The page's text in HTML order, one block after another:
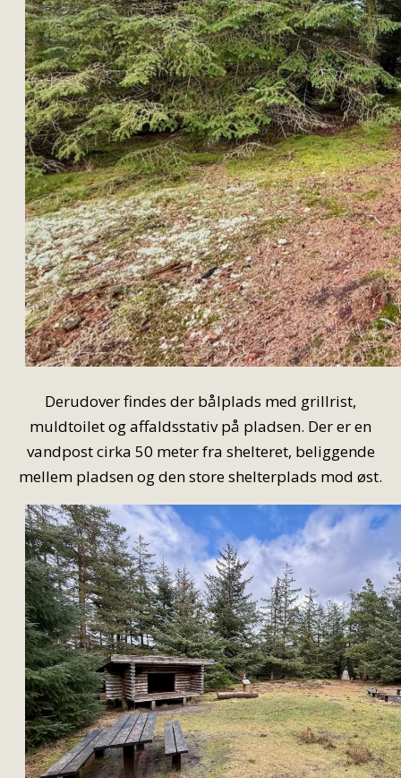
Derudover findes der bålplads med grillrist,
muldtoilet og affaldsstativ på pladsen. Der er en
vandpost cirka 50 meter fra shelteret, beliggende
mellem pladsen og den store shelterplads mod øst.